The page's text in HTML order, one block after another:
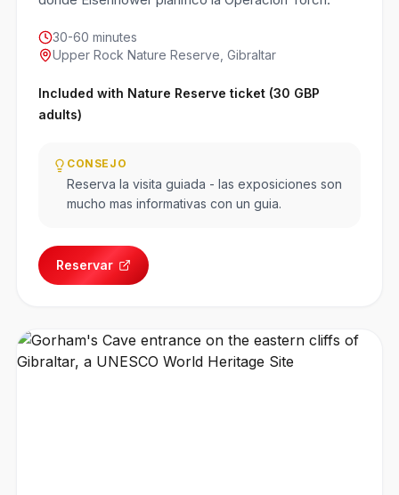
30-60 minutes
Upper Rock Nature Reserve, Gibraltar
Included with Nature Reserve ticket (30 GBP
adults)
CONSEJO
Reserva la visita guiada - las exposiciones son
mucho mas informativas con un guia.
Reservar